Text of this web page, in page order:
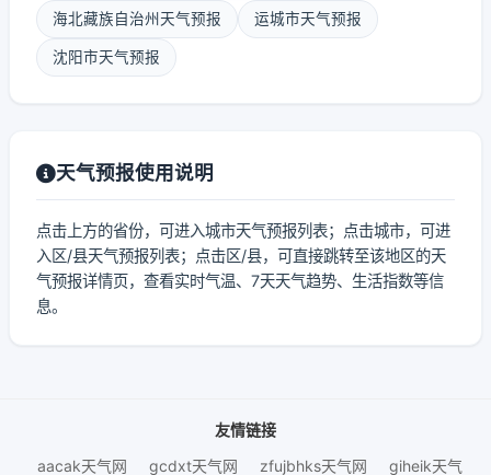
海北藏族自治州天气预报 运城市天气预报
沈阳市天气预报
天气预报使用说明
点击上方的省份，可进入城市天气预报列表；点击城市，可进
入区/县天气预报列表；点击区/县，可直接跳转至该地区的天
气预报详情页，查看实时气温、7天天气趋势、生活指数等信
息。
友情链接
aacak天气网
gcdxt天气网 zfujbhks天气网 giheik天气